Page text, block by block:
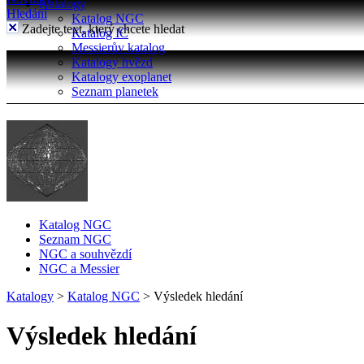
Katalogy
Katalog NGC
Katalog IC
Messierův katalog
Katalogy hvězd
Katalogy exoplanet
Seznam planetek
Hledání
Zadejte text, který chcete hledat
Katalog NGC
Seznam NGC
NGC a souhvězdí
NGC a Messier
Katalogy > Katalog NGC > Výsledek hledání
Výsledek hledání